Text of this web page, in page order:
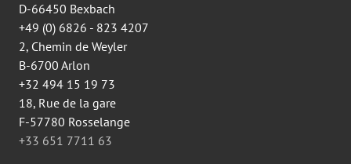
D-66450 Bexbach
+49 (0) 6826 - 823 4207
2, Chemin de Weyler
B-6700 Arlon
+32 494 15 19 73
18, Rue de la gare
F-57780 Rosselange
+33 651 7711 63